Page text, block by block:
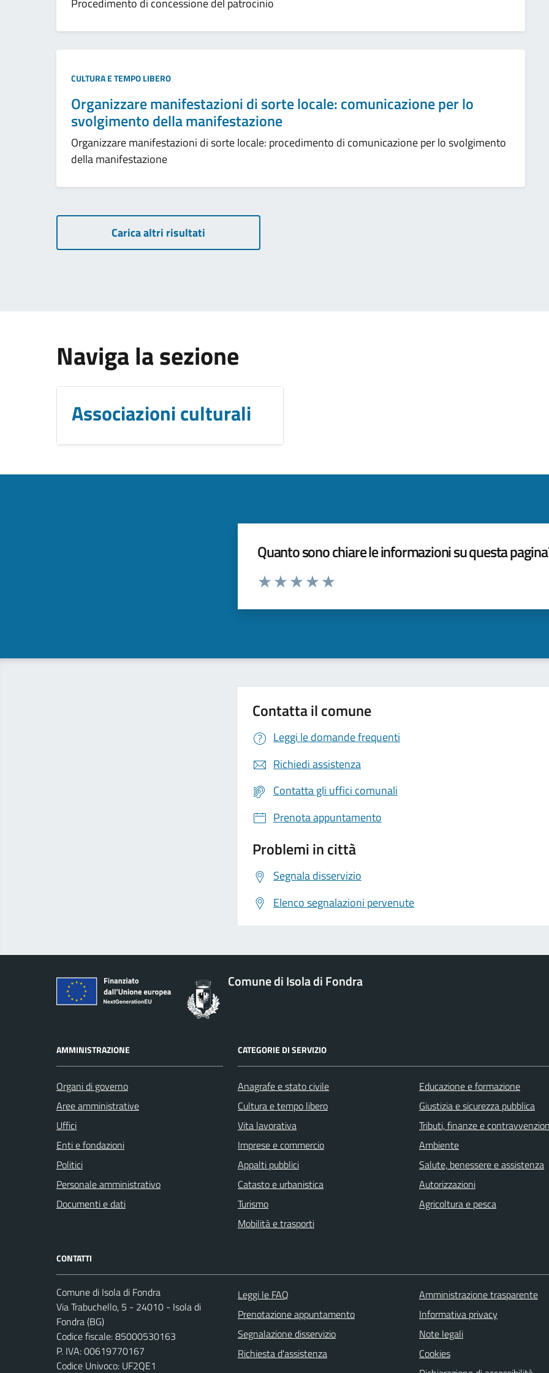
Procedimento di concessione del patrocinio
CULTURA E TEMPO LIBERO
Organizzare manifestazioni di sorte locale: comunicazione per lo
svolgimento della manifestazione
Organizzare manifestazioni di sorte locale: procedimento di comunicazione per lo svolgimento
della manifestazione
Carica altri risultati
Naviga la sezione
Associazioni culturali
Quanto sono chiare le informazioni su questa
Valuta da 1 a 5 stelle la pagina
Contatta il comune
Leggi le domande frequenti
Richiedi assistenza
Contatta gli uffici comunali
Prenota appuntamento
Problemi in città
Segnala disservizio
Elenco segnalazioni pervenute
Comune di Isola di Fondra
AMMINISTRAZIONE
Organi di governo
Aree amministrative
Uffici
Enti e fondazioni
Politici
Personale amministrativo
Documenti e dati
CATEGORIE DI SERVIZIO
Anagrafe e stato civile
Cultura e tempo libero
Vita lavorativa
Imprese e commercio
Appalti pubblici
Catasto e urbanistica
Turismo
Mobilità e trasporti
Educazione e formazione
Giustizia e sicurezza pubblica
Tributi, finanze e
Ambiente
Salute, benessere e assistenza
Autorizzazioni
Agricoltura e pesca
CONTATTI
Comune di Isola di Fondra
Via Trabuchello, 5 - 24010 - Isola di
Fondra (BG)
Codice fiscale: 85000530163
P. IVA: 00619770167
Codice Univoco: UF2QE1
Leggi le FAQ
Prenotazione appuntamento
Segnalazione disservizio
Richiesta d'assistenza
Amministrazione trasparente
Informativa privacy
Note legali
Cookies